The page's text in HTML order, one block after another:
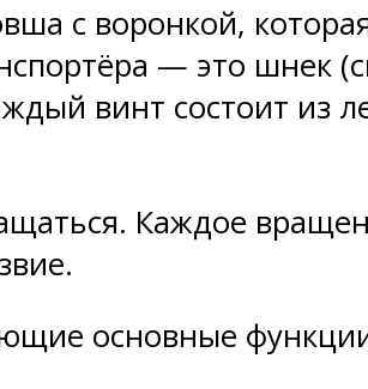
с воронкой,
— это шнек
винт состоит из
Каждое
основные